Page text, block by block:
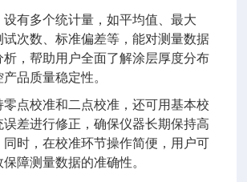
设有多个统计量，如平均值、最大
试次数、标准偏差等，能对测量数据
析，帮助用户全面了解涂层厚度分布
品质量稳定性。
零点校准和二点校准，还可用基本校
差进行修正，确保仪器长期保持高
同时，在校准环节操作简便，用户可
障测量数据的准确性。